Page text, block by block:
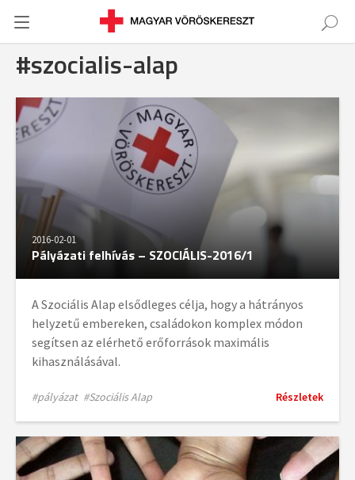
#szocialis-alap
2016-02-01
Pályázati felhívás – SZOCIÁLIS-2016/1
A Szociális Alap elsődleges célja, hogy a hátrányos
helyzetű embereken, családokon komplex módon
segítsen az elérhető erőforrások maximális
kihasználásával.
#pályázat #Szociális Alap Részletek